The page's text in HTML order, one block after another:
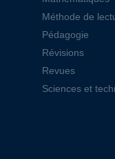
Méthode de
Pédagogie
Révisions
Revues
Sciences et